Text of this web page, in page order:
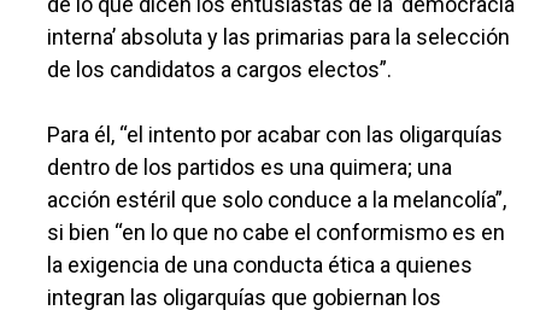
interna’ absoluta y las primarias para la selección
de los candidatos a cargos electos”.
Para él, “el intento por acabar con las oligarquías
dentro de los partidos es una quimera; una
acción estéril que solo conduce a la melancolía”,
si bien “en lo que no cabe el conformismo es en
la exigencia de una conducta ética a quienes
integran las oligarquías que gobiernan los